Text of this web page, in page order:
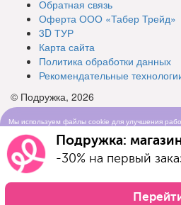
Обратная связь
Оферта ООО «Табер Трейд»
3D ТУР
Карта сайта
Политика обработки данных
Рекомендательные
© Подружка, 2026
Мы используем файлы cookie для улучшения
использования cookie-файлов
Подружка:
-30% на первый